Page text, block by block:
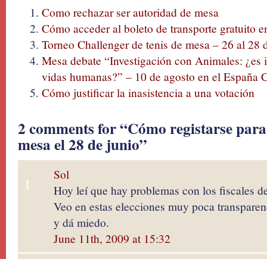
Como rechazar ser autoridad de mesa
Cómo acceder al boleto de transporte gratuito
Torneo Challenger de tenis de mesa – 26 al 28
Mesa debate “Investigación con Animales: ¿es
vidas humanas?” – 10 de agosto en el España
Cómo justificar la inasistencia a una votación
2 comments for “Cómo registarse
mesa el 28 de junio”
1
Sol
Hoy leí que hay problemas con los fiscales
Veo en estas elecciones muy poca
y dá miedo.
June 11th, 2009 at 15:32